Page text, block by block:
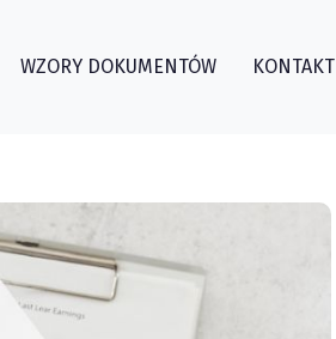
WZORY DOKUMENTÓW KONTAKT